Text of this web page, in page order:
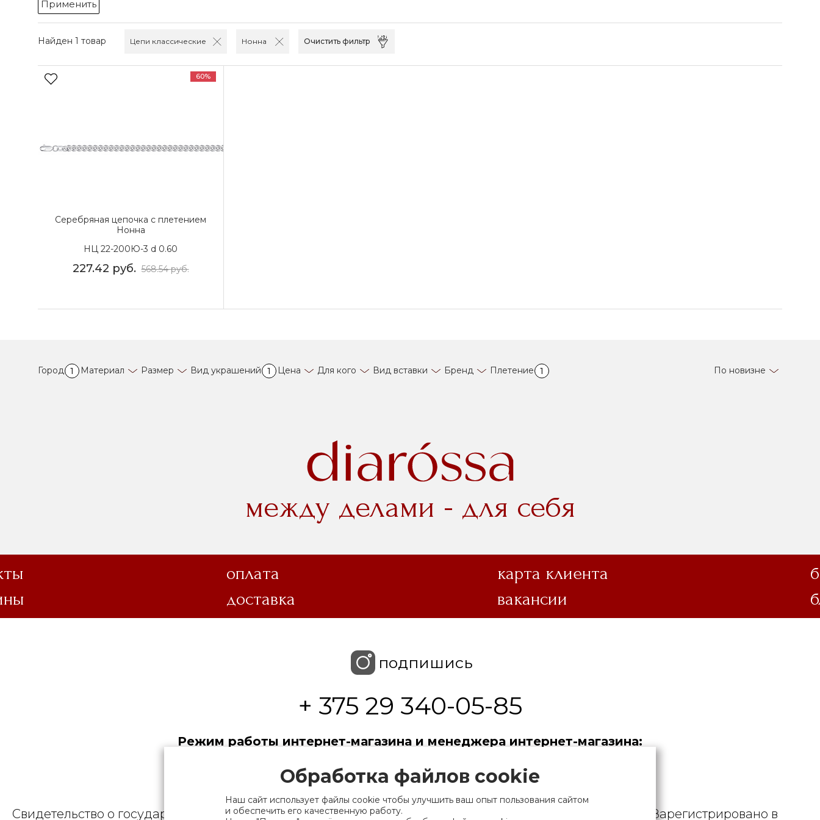
Найден 1 товар Цепи классические Нонна Очистить фильтр
Применить
60%
Серебряная цепочка с плетением
Нонна
НЦ 22-200Ю-3 d 0.60
227.42 руб. 568.54руб.
Город 1 Материал Размер Вид украшений 1 Цена Для кого Вид вставки Бренд Плетение 1 По новизне
между делами - для себя
оплата карта клиента
доставка вакансии
подпишись
+ 375 29 340-05-85
Режим работы интернет-магазина и менеджера интернет-магазина:
Общество с ограниченной ответственностью «Торгиндустрия».
Свидетельство о государственной регистрации выдано Мингорисполкомом 01.06.2022. УНП 190729471. Зарегистрировано в
Обработка файлов cookie
Наш сайт использует файлы cookie чтобы улучшить ваш опыт пользования сайтом
и обеспечить его качественную работу.